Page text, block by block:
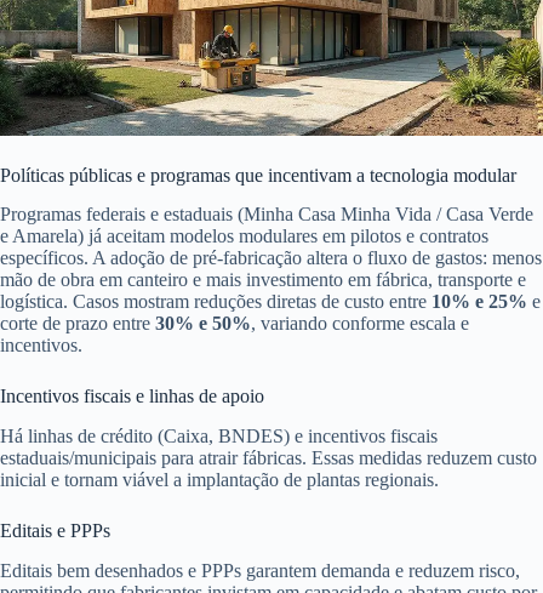
Políticas públicas e programas que incentivam a tecnologia modular
Programas federais e estaduais (Minha Casa Minha Vida / Casa Verde
e Amarela) já aceitam modelos modulares em pilotos e contratos
específicos. A adoção de pré-fabricação altera o fluxo de gastos: menos
mão de obra em canteiro e mais investimento em fábrica, transporte e
logística. Casos mostram reduções diretas de custo entre 10% e 25% e
corte de prazo entre 30% e 50%, variando conforme escala e
incentivos.
Incentivos fiscais e linhas de apoio
Há linhas de crédito (Caixa, BNDES) e incentivos fiscais
estaduais/municipais para atrair fábricas. Essas medidas reduzem custo
inicial e tornam viável a implantação de plantas regionais.
Editais e PPPs
Editais bem desenhados e PPPs garantem demanda e reduzem risco,